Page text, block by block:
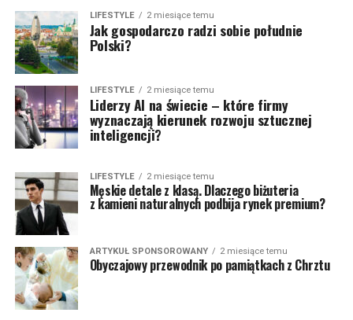
LIFESTYLE 2 miesiące temu
Jak gospodarczo radzi sobie południe
Polski?
LIFESTYLE 2 miesiące temu
Liderzy AI na świecie – które firmy
wyznaczają kierunek rozwoju sztucznej
inteligencji?
LIFESTYLE 2 miesiące temu
Męskie detale z klasą. Dlaczego biżuteria
z kamieni naturalnych podbija rynek premium?
ARTYKUŁ SPONSOROWANY 2 miesiące temu
Obyczajowy przewodnik po pamiątkach z Chrztu